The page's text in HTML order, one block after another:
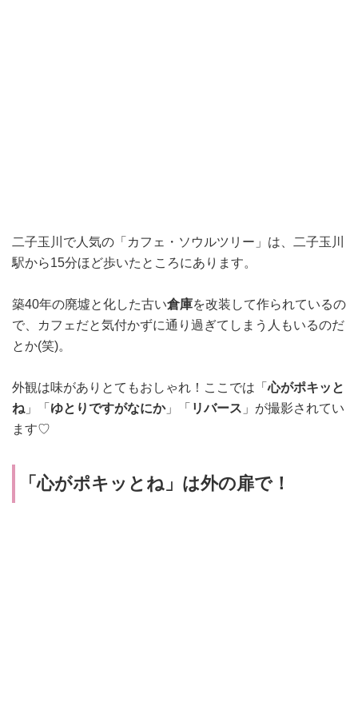
二子玉川で人気の「 カフェ・ソウルツリー」は、
二子玉川
駅から15分ほど歩いたところにあります。
築40年の廃墟と化した古い倉庫を改装して作られているの
で、カフェだと気付かずに通り過ぎてしまう人もいるのだ
とか(笑)。
外観は味がありとてもおしゃれ！ここでは「心がポキッと
ね 」「 ゆとりですがなにか」「 リバース 」が撮影されてい
ます♡
「心がポキッとね 」は外の扉で！